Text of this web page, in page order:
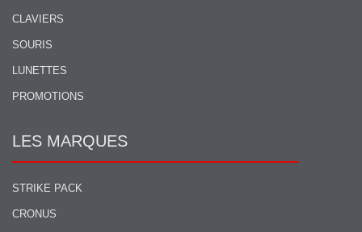
CLAVIERS
SOURIS
LUNETTES
PROMOTIONS
LES MARQUES
STRIKE PACK
CRONUS